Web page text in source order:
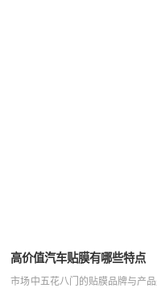
高价值汽车贴膜有哪些特点
市场中五花八门的贴膜品牌与产